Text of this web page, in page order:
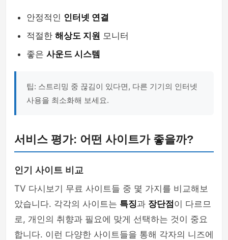
안정적인 인터넷 연결
적절한 해상도 지원 모니터
좋은 사운드 시스템
팁: 스트리밍 중 끊김이 있다면, 다른 기기의 인터넷
사용을 최소화해 보세요.
서비스 평가: 어떤 사이트가 좋을까?
인기 사이트 비교
TV 다시보기 무료 사이트들 중 몇 가지를 비교해보
았습니다. 각각의 사이트는 특징과 장단점이 다르므
로, 개인의 취향과 필요에 맞게 선택하는 것이 중요
합니다. 이런 다양한 사이트들을 통해 각자의 니즈에